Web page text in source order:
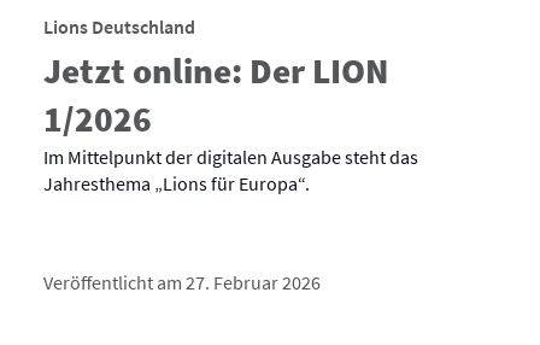
Lions Deutschland
Jetzt online: Der LION
1/2026
Im Mittelpunkt der digitalen Ausgabe steht das
Jahresthema „Lions für Europa“.
Veröffentlicht am 27. Februar 2026